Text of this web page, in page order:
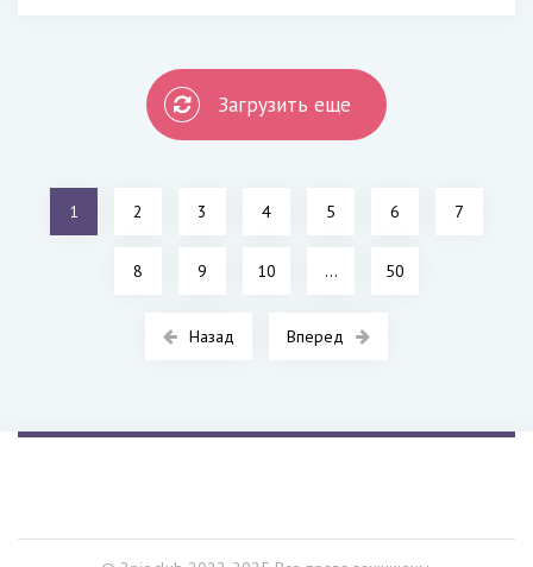
Загрузить еще
Назад
1 2 3 4 5 6 7
8 9 10 ... 50
Вперед